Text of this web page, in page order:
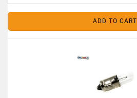
ADD TO CART